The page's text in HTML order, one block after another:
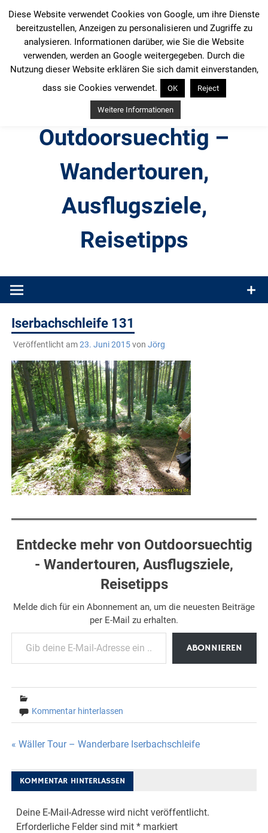
Inhalt
springen
Outdoorsuechtig –
Wandertouren,
Ausflugsziele,
Reisetipps
Produkttests und Buchrezensionen. Ein Blog für alle, die gern
Iserbachschleife 131
Veröffentlicht am23. Juni 2015von Jörg
Entdecke mehr von Outdoorsuechtig
- Wandertouren, Ausflugsziele,
Reisetipps
Melde dich für ein Abonnement an, um die neuesten Beiträge
per E-Mail zu erhalten.
Gib deine E-Mail-Adresse ein ...
ABONNIEREN
Kommentar hinterlassen
Beitragsnavigation
« Wäller Tour – Wanderbare Iserbachschleife
KOMMENTAR HINTERLASSEN
Deine E-Mail-Adresse wird nicht veröffentlicht.
Erforderliche Felder sind mit* markiert
Diese Website verwendet Cookies von Google, um ihre Dienste
bereitzustellen, Anzeigen zu personalisieren und Zugriffe zu
analysieren. Informationen darüber, wie Sie die Website
verwenden, werden an Google weitergegeben. Durch die
Nutzung dieser Website erklären Sie sich damit einverstanden,
dass sie Cookies verwendet.
OK Reject
Weitere Informationen